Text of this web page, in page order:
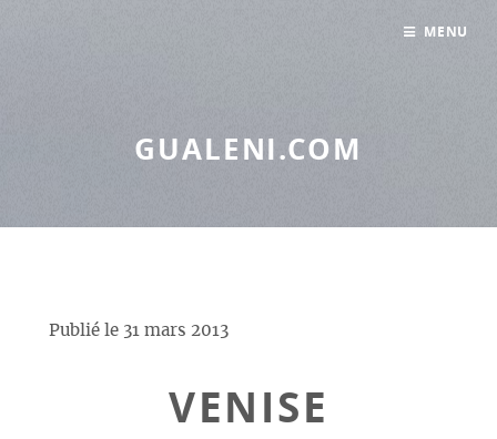
GUALENI.COM
Publié le 31 mars 2013
VENISE
MENU